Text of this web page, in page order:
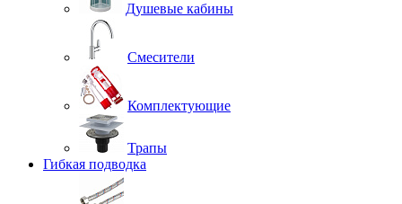
Душевые кабины
Смесители
Комплектующие
Трапы
Гибкая подводка